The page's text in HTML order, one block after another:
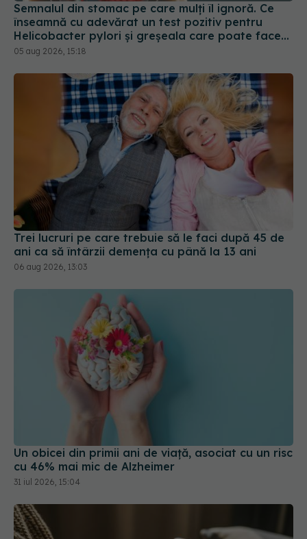
Trei lucruri pe care trebuie să le faci după 45 de
ani ca să întârzii demența cu până la 13 ani
06 aug 2026, 13:03
Un obicei din primii ani de viață, asociat cu un risc
cu 46% mai mic de Alzheimer